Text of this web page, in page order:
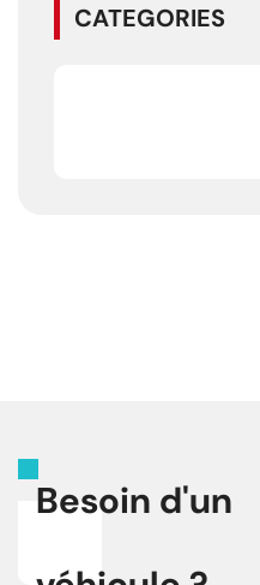
CATEGORIES
Besoin d'un